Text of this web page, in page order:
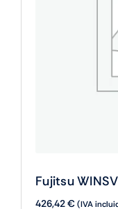
Fujitsu
426,42€(IVA